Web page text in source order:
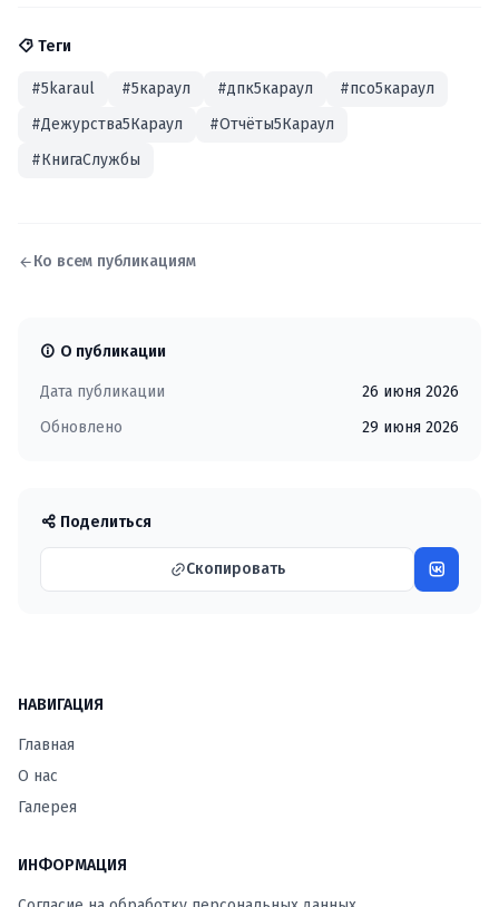
Теги
#5karaul #5караул #дпк5караул
#псо5караул
#Дежурства5Караул
#Отчёты5Караул
#КнигаСлужбы
Ко всем публикациям
О публикации
Дата публикации
26 июня 2026
Обновлено
29 июня 2026
Поделиться
Скопировать
НАВИГАЦИЯ
Главная
О нас
Галерея
ИНФОРМАЦИЯ